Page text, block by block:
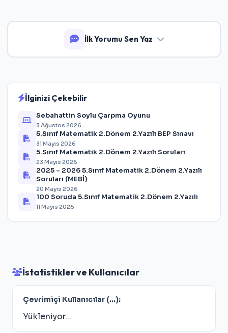
İlk Yorumu Sen Yaz
İlginizi Çekebilir
Sebahattin Soylu Çarpma Oyunu
3 Ağustos 2026
5.Sınıf Matematik 2.Dönem 2.Yazılı BEP Sınavı
31 Mayıs 2026
5.Sınıf Matematik 2.Dönem 2.Yazılı Soruları
23 Mayıs 2026
2025 – 2026 5.Sınıf Matematik 2.Dönem 2.Yazılı
Soruları (MEBİ)
20 Mayıs 2026
100 Soruda 5.Sınıf Matematik 2.Dönem 2.Yazılı
11 Mayıs 2026
İstatistikler ve Kullanıcılar
Çevrimiçi Kullanıcılar (...):
Yükleniyor...